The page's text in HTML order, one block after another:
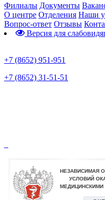
Филиалы Документы
О центре Отделения Наши
Вопрос-ответ Отзывы
Версия для
+7 (8652) 951-951
+7 (8652) 31-51-51